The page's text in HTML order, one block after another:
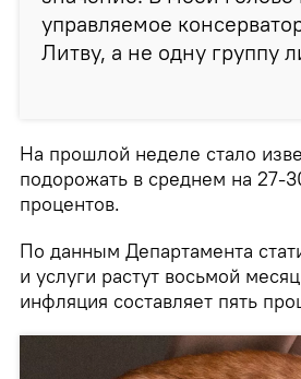
управляемое
Литву, а не одну группу
На прошлой неделе стало
подорожать в среднем на 27-
процентов.
По данным Департамента
и услуги растут восьмой
инфляция составляет пять